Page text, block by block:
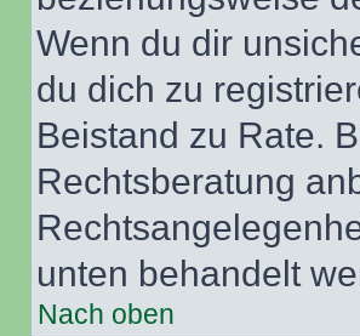
Wenn du dir
du dich zu
Beistand zu Rate.
Rechtsberatung
unten behandelt
Nach oben